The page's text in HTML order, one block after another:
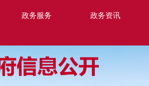
政务服务 政务资讯